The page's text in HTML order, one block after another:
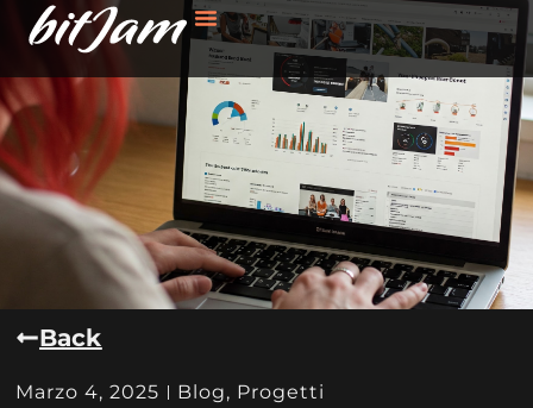
Back
Marzo 4, 2025 Blog, Progetti